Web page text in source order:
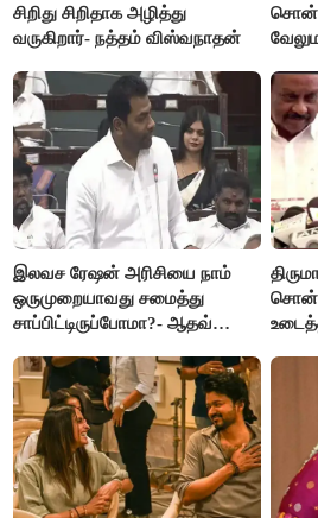
சிறிது சிறிதாக அழித்து
வருகிறார்- நத்தம் விஸ்வநாதன்
இலவச ரேஷன் அரிசியை நாம்
ஒருமுறையாவது சமைத்து
சாப்பிட்டிருப்போமா?- ஆதவ்